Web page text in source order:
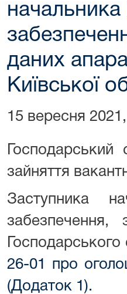
начальника
даних
Київської
15 вересня
зайняття
Заступника
забезпечення,
26-01 про
(Додаток 1).